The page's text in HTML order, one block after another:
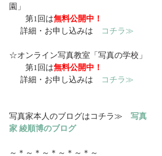
園」
第1回は無料公開中！
  　詳細・お申し込みは
コチラ≫
☆オンライン写真教室「写真の学校」
第1回は無料公開中！
  　詳細・お申し込みは
コチラ≫
写真家本人のブログはコチラ≫ 写真
家 綾順博のブログ
～＊～＊～＊～＊～＊～